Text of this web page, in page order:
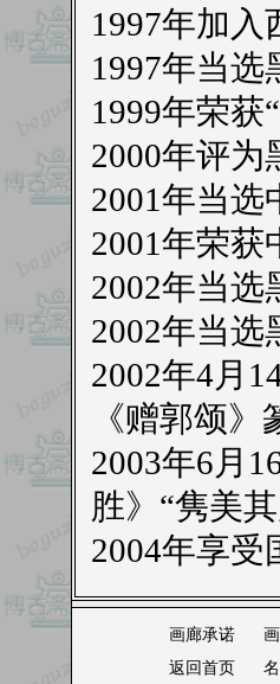
1997年加入
1997年当
1999年荣获
2000年评
2001年当选
2001年荣获
2002年当
2002年当选
2002年4月
《赠郭颂
2003年6月
胜》“隽美
2004年享受
画廊承诺
返回首页